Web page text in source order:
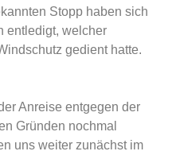
Stopp haben sich
entledigt, welcher
gedient hatte.
Anreise entgegen der
Gründen nochmal
uns weiter zunächst im